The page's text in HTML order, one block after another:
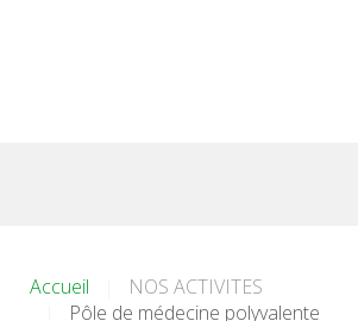
Accueil
NOS ACTIVITES
Pôle de médecine polyvalente